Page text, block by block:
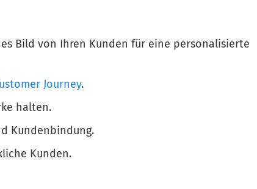
Bild von Ihren Kunden für eine personalisierte
Journey.
halten.
Kundenbindung.
Kunden.